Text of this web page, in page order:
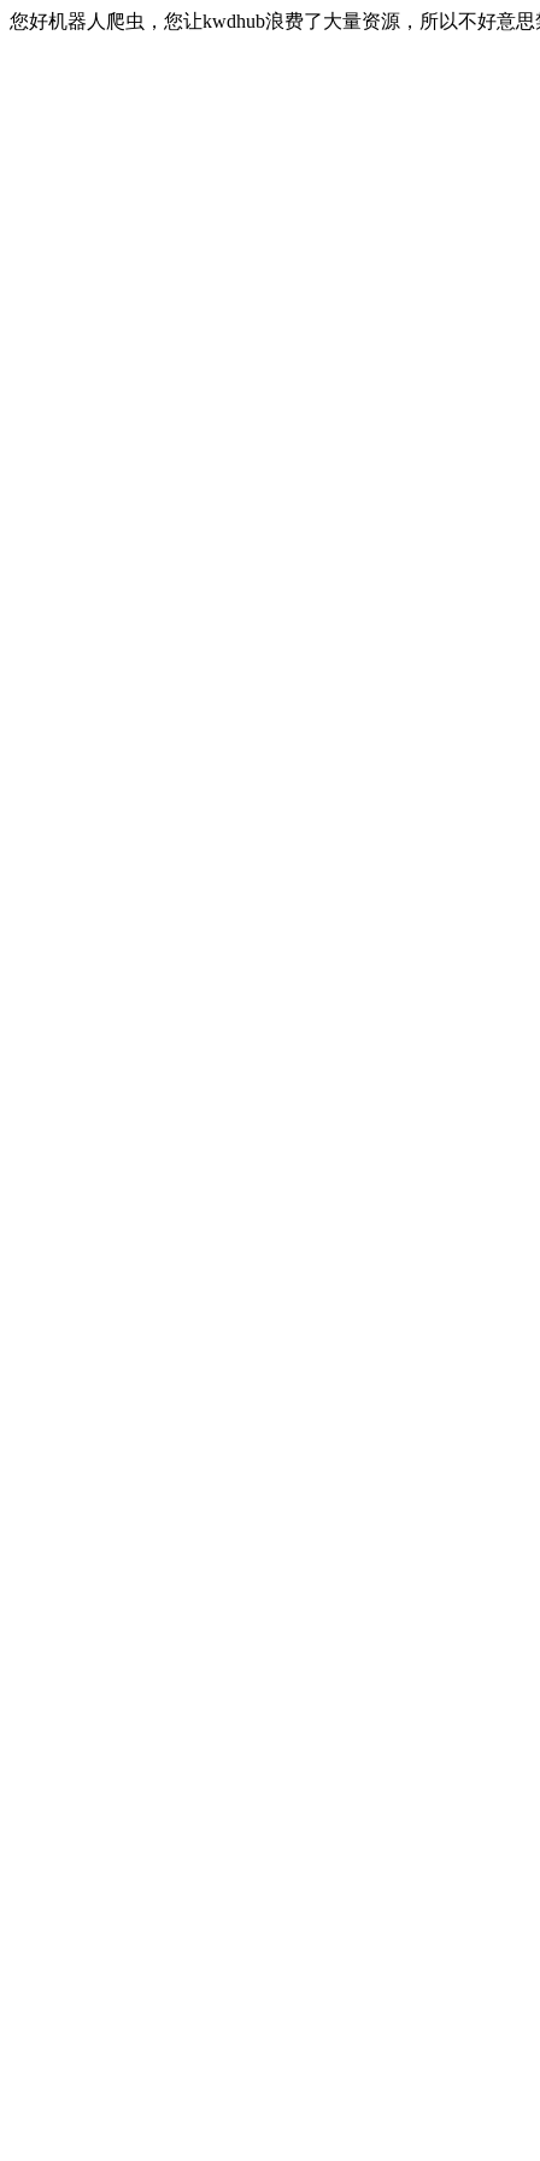
您好机器人爬虫，您让kwdhub浪费了大量资源，所以不好意